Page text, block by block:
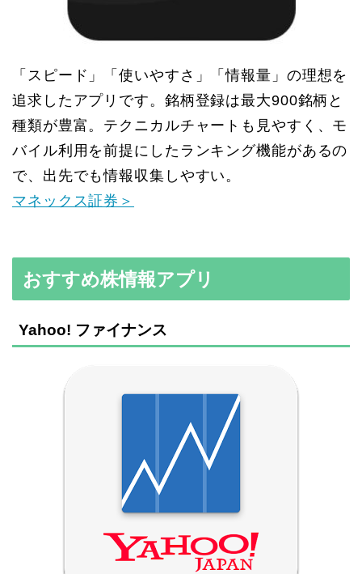
「スピード」「使いやすさ」「情報量」の理想を
追求したアプリです。銘柄登録は最大900銘柄と
種類が豊富。テクニカルチャートも見やすく、モ
バイル利用を前提にしたランキング機能があるの
で、出先でも情報収集しやすい。
マネックス証券＞
おすすめ株情報アプリ
Yahoo! ファイナンス